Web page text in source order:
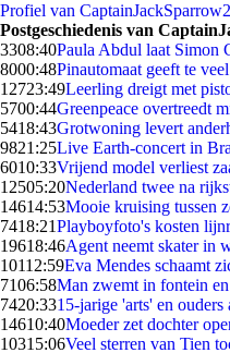
Profiel van
Postgeschiedenis van
3308:40Paula Abdul laat Simon
8000:48Pinautomaat geeft te
12723:49Leerling dreigt met
5700:44Greenpeace overtreedt
5418:43Grotwoning levert
9821:25Live Earth-concert in
6010:33Vrijend model verliest
12505:20Nederland twee na
14614:53Mooie kruising tussen
7418:21Playboyfoto's kosten
19618:46Agent neemt skater in
10112:59Eva Mendes schaamt
7106:58Man zwemt in fontein
7420:3315-jarige 'arts' en ouders
14610:40Moeder zet dochter
10315:06Veel sterren van Tien